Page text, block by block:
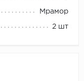
Мрамор
2 шт